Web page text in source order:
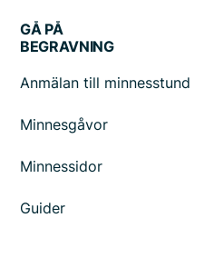
GÅ PÅ
BEGRAVNING
Anmälan till minnesstund
Minnesgåvor
Minnessidor
Guider